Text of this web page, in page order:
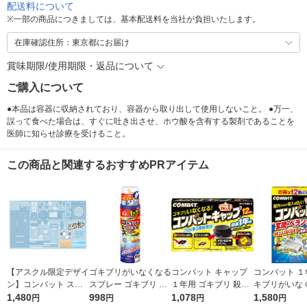
配送料について
※一部の商品につきましては、基本配送料を当社が負担いたします。
在庫確認住所：東京都にお届け
賞味期限/使用期限・返品について
ご購入について
●本品は容器に収納されており、容器から取り出して使用しないこと。 ●万一、
誤って食べた場合は、すぐに吐き出させ、ホウ酸を含有する製剤であることを
医師に知らせ診療を受けること。
この商品と関連するおすすめPRアイテム
【アスクル限定デザイ
ン】コンバット スマ
ート ゴキブリ駆除剤
1,480円
ゴキブリがいなくなる
スプレー ゴキブリ ト
コジラミ 駆除 忌避 予
998円
コンバット キャップ
１年用 ゴキブリ 殺虫
剤 駆除 対策 置き型 ブ
1,078円
コンバット
キブリがいな
駆除 屋外用
1,580円